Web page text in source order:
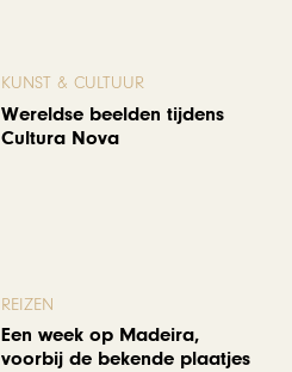
KUNST & CULTUUR
Wereldse beelden tijdens
Cultura Nova
REIZEN
Een week op Madeira,
voorbij de bekende plaatjes